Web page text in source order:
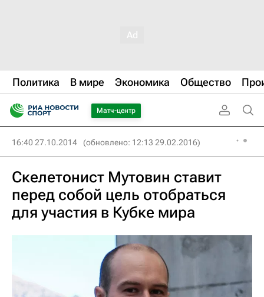
Политика В мире Экономика Общество
Матч-центр
16:40 27.10.2014 (обновлено: 12:13 29.02.2016)
Скелетонист Мутовин ставит
перед собой цель отобраться
для участия в Кубке мира